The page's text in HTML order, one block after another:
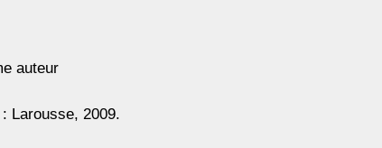
auteur
Larousse, 2009.